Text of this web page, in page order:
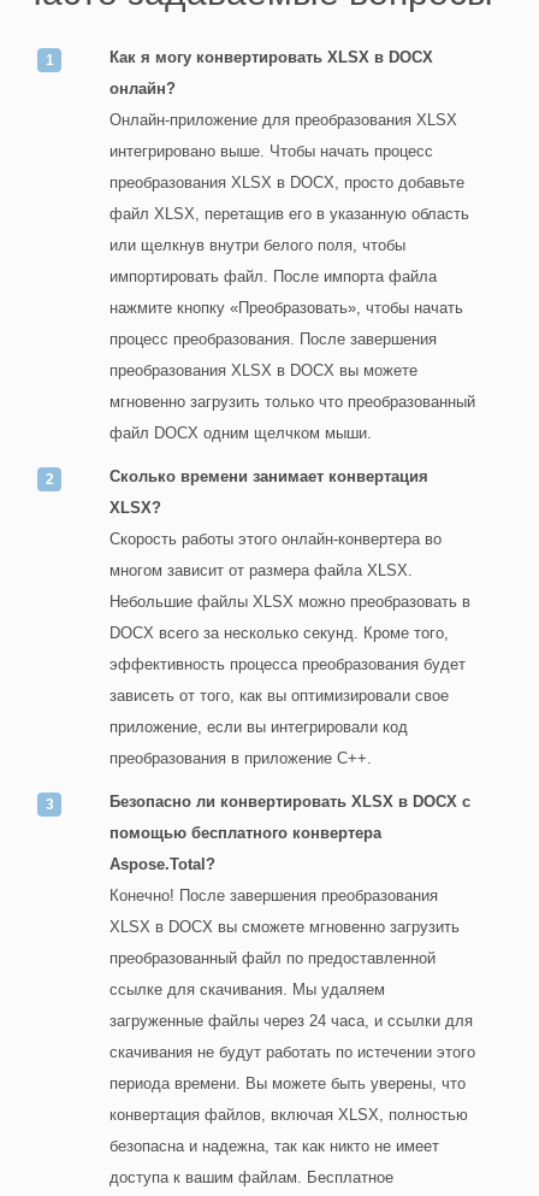
Как я могу конвертировать XLSX в DOCX
онлайн?
Онлайн-приложение для преобразования XLSX
интегрировано выше. Чтобы начать процесс
преобразования XLSX в DOCX, просто добавьте
файл XLSX, перетащив его в указанную область
или щелкнув внутри белого поля, чтобы
импортировать файл. После импорта файла
нажмите кнопку «Преобразовать», чтобы начать
процесс преобразования. После завершения
преобразования XLSX в DOCX вы можете
мгновенно загрузить только что преобразованный
файл DOCX одним щелчком мыши.
Сколько времени занимает конвертация
XLSX?
Скорость работы этого онлайн-конвертера во
многом зависит от размера файла XLSX.
Небольшие файлы XLSX можно преобразовать в
DOCX всего за несколько секунд. Кроме того,
эффективность процесса преобразования будет
зависеть от того, как вы оптимизировали свое
приложение, если вы интегрировали код
преобразования в приложение C++.
Безопасно ли конвертировать XLSX в DOCX с
помощью бесплатного конвертера
Aspose.Total?
Конечно! После завершения преобразования
XLSX в DOCX вы сможете мгновенно загрузить
преобразованный файл по предоставленной
ссылке для скачивания. Мы удаляем
загруженные файлы через 24 часа, и ссылки для
скачивания не будут работать по истечении этого
периода времени. Вы можете быть уверены, что
конвертация файлов, включая XLSX, полностью
безопасна и надежна, так как никто не имеет
доступа к вашим файлам. Бесплатное